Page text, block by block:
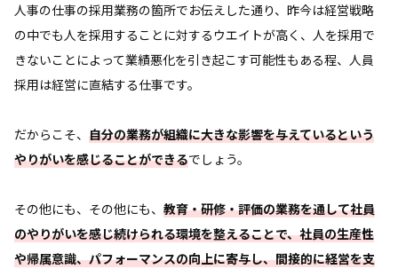
人事の仕事の採用業務の箇所でお伝えした通り、昨今は経営戦略
の中でも人を採用することに対するウエイトが高く、人を採用で
きないことによって業績悪化を引き起こす可能性もある程、人員
採用は経営に直結する仕事です。
だからこそ、 自分の業務が組織に大きな影響を与えているという
やりがいを感じることができるでしょう。
その他にも、その他にも、 教育・研修・評価の業務を通して社員
のやりがいを感じ続けられる環境を整えることで、社員の生産性
や帰属意識、パフォーマンスの向上に寄与し、間接的に経営を支